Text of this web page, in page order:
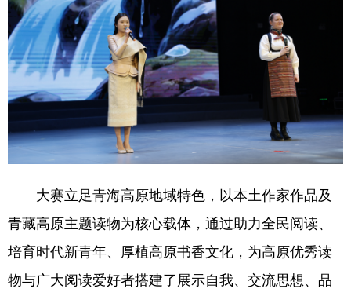
大赛立足青海高原地域特色，以本土作家作品及
青藏高原主题读物为核心载体，通过助力全民阅读、
培育时代新青年、厚植高原书香文化，为高原优秀读
物与广大阅读爱好者搭建了展示自我、交流思想、品